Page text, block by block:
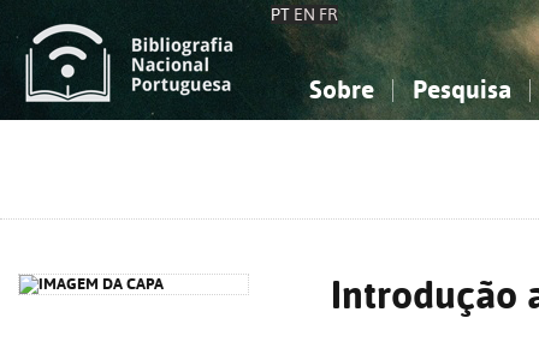
PT EN FR
Sobre Pesquisa
Introdução